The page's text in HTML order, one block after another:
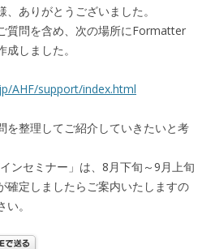
ありがとうございました。
質問を含め、次の場所にFormatter
しました。
AHF/support/index.html
を整理してご紹介していきたいと考
ンセミナー」は、8月下旬～9月上旬
確定しましたらご案内いたしますの
。